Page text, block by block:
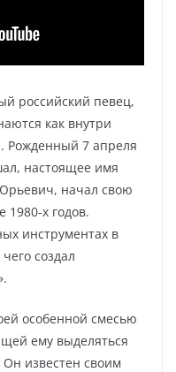
российский певец,
как внутри
Рожденный 7 апреля
настоящее имя
начал свою
1980-х годов.
инструментах в
создал
особенной смесью
ему выделяться
известен своим